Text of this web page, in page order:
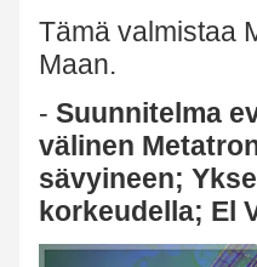
Tämä valmistaa
Maan.
- Suunnitelma
välinen
sävyineen;
korkeudella; El